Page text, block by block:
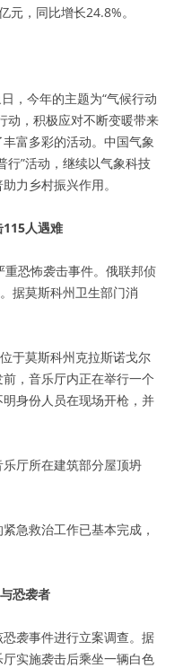
元，同比增长24.8%。
，今年的主题为“气候行动
动，积极应对不断变暖带来
富多彩的活动。中国气象
行”活动，继续以气象科技
力乡村振兴作用。
115人遇难
恐怖袭击事件。俄联邦侦
据莫斯科州卫生部门消
于莫斯科州克拉斯诺戈尔
，音乐厅内正在举行一个
身份人员在现场开枪，并
厅所在建筑部分屋顶坍
急救治工作已基本完成，
恐袭者
袭事件进行立案调查。据
实施袭击后乘坐一辆白色